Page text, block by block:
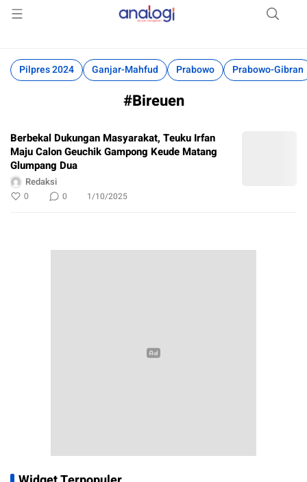
Analogi
Akurat Mengabari
Pilpres 2024 Ganjar-Mahfud Prabowo Prabowo-Gibran
#Bireuen
Berbekal Dukungan Masyarakat, Teuku Irfan
Maju Calon Geuchik Gampong Keude Matang
Glumpang Dua
Redaksi
0 0 1/10/2025